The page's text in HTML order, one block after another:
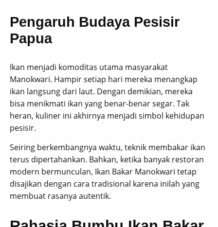
Pengaruh Budaya Pesisir
Papua
Ikan menjadi komoditas utama masyarakat
Manokwari. Hampir setiap hari mereka menangkap
ikan langsung dari laut. Dengan demikian, mereka
bisa menikmati ikan yang benar-benar segar. Tak
heran, kuliner ini akhirnya menjadi simbol kehidupan
pesisir.
Seiring berkembangnya waktu, teknik membakar ikan
terus dipertahankan. Bahkan, ketika banyak restoran
modern bermunculan, Ikan Bakar Manokwari tetap
disajikan dengan cara tradisional karena inilah yang
membuat rasanya autentik.